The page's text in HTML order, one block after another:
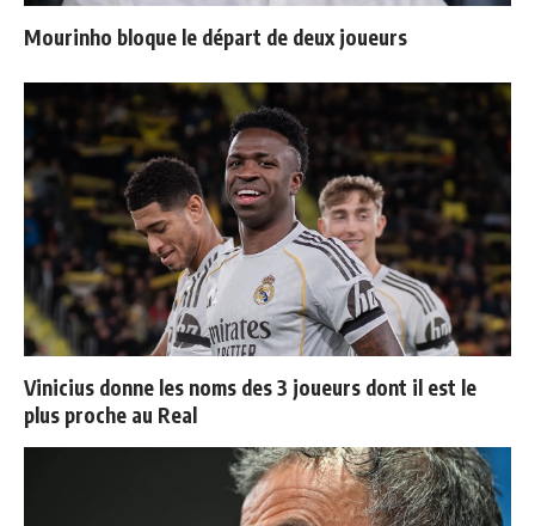
Mourinho bloque le départ de deux joueurs
Vinicius donne les noms des 3 joueurs dont il est le
plus proche au Real